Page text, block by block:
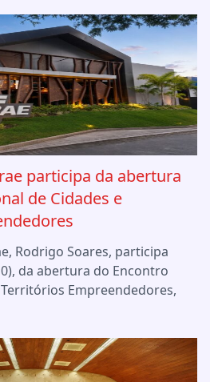
participa da abertura
de Cidades e
Rodrigo Soares, participa
da abertura do Encontro
Empreendedores,